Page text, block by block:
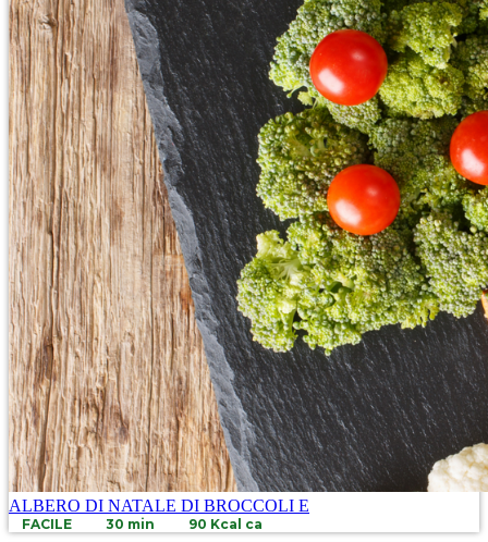
ALBERO DI NATALE DI BROCCOLI E
FACILE 30 min 90 Kcal ca